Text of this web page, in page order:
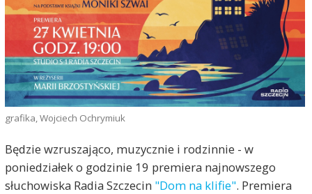
grafika, Wojciech Ochrymiuk
Będzie wzruszająco, muzycznie i rodzinnie - w
poniedziałek o godzinie 19 premiera najnowszego
słuchowiska Radia Szczecin "Dom na klifie". Premiera